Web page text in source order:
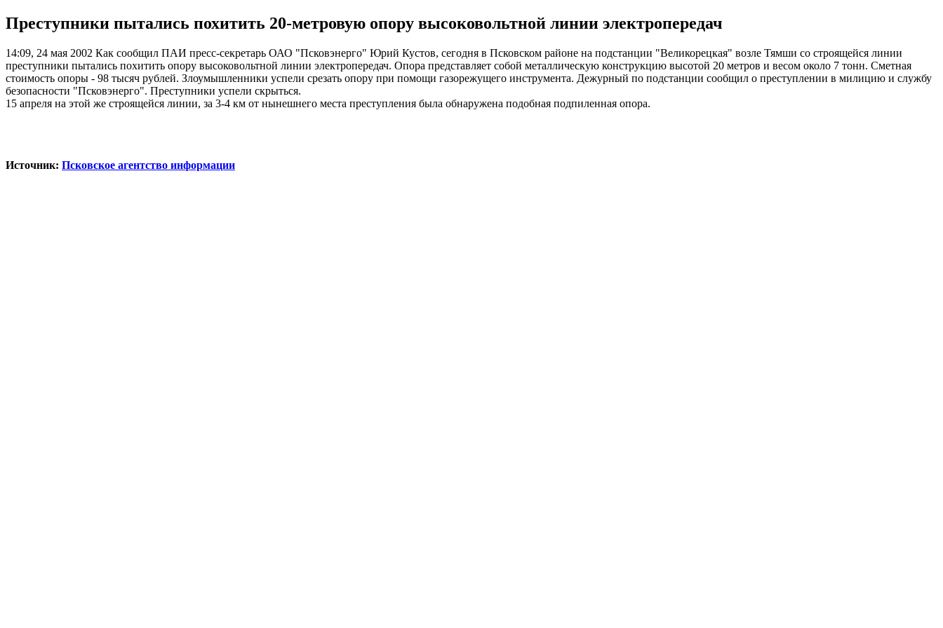
Преступники пытались похитить 20-метровую опору высоковольтной линии электропередач
14:09, 24 мая 2002 Как сообщил ПАИ пресс-секретарь ОАО "Псковэнерго" Юрий Кустов, сегодня в Псковском районе на подстанции "Великорецкая" возле Тямши со строящейся линии
преступники пытались похитить опору высоковольтной линии электропередач. Опора представляет собой металлическую конструкцию высотой 20 метров и весом около 7 тонн. Сметная
стоимость опоры - 98 тысяч рублей. Злоумышленники успели срезать опору при помощи газорежущего инструмента. Дежурный по подстанции сообщил о преступлении в милицию и службу
безопасности "Псковэнерго". Преступники успели скрыться.
15 апреля на этой же строящейся линии, за 3-4 км от нынешнего места преступления была обнаружена подобная подпиленная опора.
Источник: Псковское агентство информации